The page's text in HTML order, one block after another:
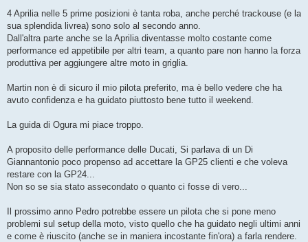
4 Aprilia nelle 5 prime posizioni è tanta roba, anche perché trackouse (e la
sua splendida livrea) sono solo al secondo anno.
Dall'altra parte anche se la Aprilia diventasse molto costante come
performance ed appetibile per altri team, a quanto pare non hanno la forza
produttiva per aggiungere altre moto in griglia.
Martin non è di sicuro il mio pilota preferito, ma è bello vedere che ha
avuto confidenza e ha guidato piuttosto bene tutto il weekend.
La guida di Ogura mi piace troppo.
A proposito delle performance delle Ducati, Si parlava di un Di
Giannantonio poco propenso ad accettare la GP25 clienti e che voleva
restare con la GP24...
Non so se sia stato assecondato o quanto ci fosse di vero...
Il prossimo anno Pedro potrebbe essere un pilota che si pone meno
problemi sul setup della moto, visto quello che ha guidato negli ultimi anni
e come è riuscito (anche se in maniera incostante fin'ora) a farla rendere.